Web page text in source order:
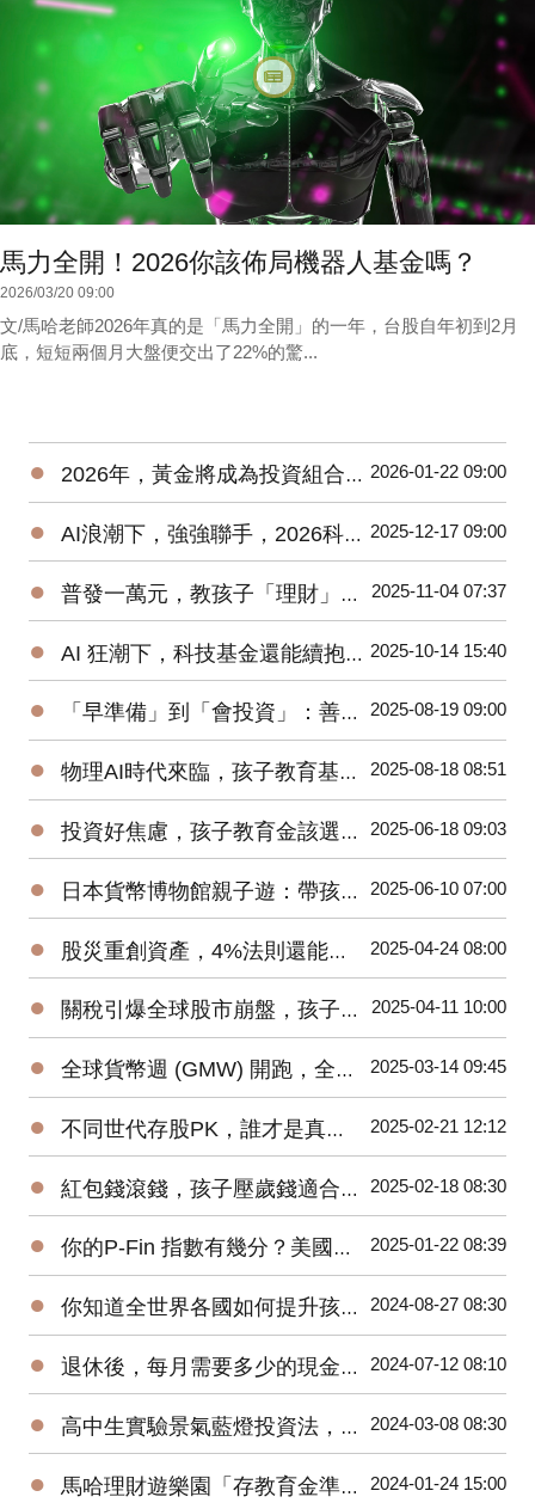
馬力全開！2026你該佈局機器人基金嗎？
2026/03/20 09:00
文/馬哈老師2026年真的是「馬力全開」的一年，台股自年初到2月
底，短短兩個月大盤便交出了22%的驚...
● 2026年，黃金將成為投資組合的核心資產之一？ 2026-01-22 09:00
● AI浪潮下，強強聯手，2026科技基金請抱緊，抱好？！ 2025-12-17 09:00
● 普發一萬元，教孩子「理財」與「詐騙」最佳時刻 2025-11-04 07:37
● AI 狂潮下，科技基金還能續抱、續扣嗎？ 2025-10-14 15:40
● 「早準備」到「會投資」：善用 TISA帳戶打造孩子教育金 2025-08-19 09:00
● 物理AI時代來臨，孩子教育基金要買機器人或電動車基金嗎？ 2025-08-18 08:51
● 投資好焦慮，孩子教育金該選台股基金或全球型基金？ 2025-06-18 09:03
● 日本貨幣博物館親子遊：帶孩子邊玩邊學認識「日幣的歷史」 2025-06-10 07:00
● 股災重創資產，4%法則還能讓我們安穩退休嗎？ 2025-04-24 08:00
● 關稅引爆全球股市崩盤，孩子的教育金該如何安心布局？ 2025-04-11 10:00
● 全球貨幣週 (GMW) 開跑，全世界各國如何推廣青少年金錢教育? 2025-03-14 09:45
● 不同世代存股PK，誰才是真正的投資贏家？ 2025-02-21 12:12
● 紅包錢滾錢，孩子壓歲錢適合投資哪些基金？ 2025-02-18 08:30
● 你的P-Fin 指數有幾分？美國人只能正確回答48%的問題 2025-01-22 08:39
● 你知道全世界各國如何提升孩子們的金融素養？ 2024-08-27 08:30
● 退休後，每月需要多少的現金流？58%的人覺得10萬元才夠 2024-07-12 08:10
● 高中生實驗景氣藍燈投資法，一年後獲利近20% 2024-03-08 08:30
● 馬哈理財遊樂園「存教育金準備大調查」，逾七成父母要年存10萬元 2024-01-24 15:00